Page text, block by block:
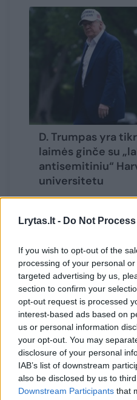
Lrytas.lt - Do Not
If you wish to opt-out of the
processing of your personal
targeted advertising by us,
section to confirm your
opt-out request is processed
interest-based ads based on
us or personal information
your opt-out. You may
disclosure of your personal
IAB’s list of downstream
also be disclosed by us to
Downstream Participants that
D. Trumpas yra
laimės ginče su
antisemitiniu“
universitetu
Šios prezidentinės
universiteto studentų
„didžiulę baimę,
įstaigą užplūdo joje
tarptautinių studentų
apie jų statusą ir
Martin.